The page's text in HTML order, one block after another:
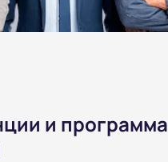
и программа